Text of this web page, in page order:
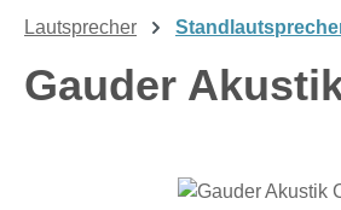
Lautsprecher
Gauder
Bildergalerie überspringen